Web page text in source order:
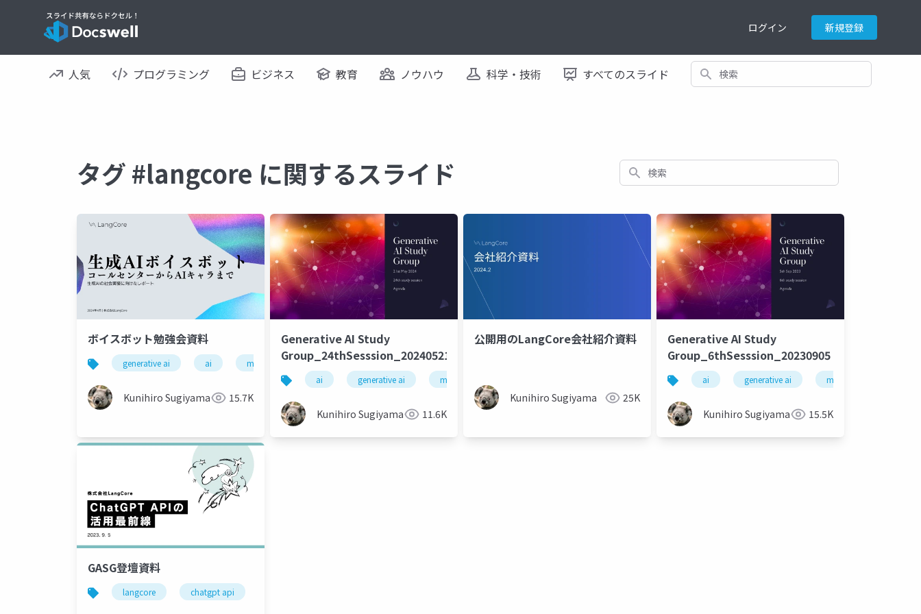
ログイン 新規登録
人気 プログラミング ビジネス 教育 ノウハウ 科学・技術 すべてのスライド 検索
タグ #langcore に関するスライド 検索
ボイスボット勉強会資料
generative ai ai machine learning deep learning artificial intelligence
Kunihiro Sugiyama 15.7K
Generative AI Study
Group_24thSesssion_20240521
ai generative ai machine learning artificial intelligence
Kunihiro Sugiyama 11.6K
公開用のLangCore会社紹介資料
Kunihiro Sugiyama 25K
Generative AI Study
Group_6thSesssion_20230905
ai generative ai machine learning
Kunihiro Sugiyama 15.5K
GASG登壇資料
langcore chatgpt api